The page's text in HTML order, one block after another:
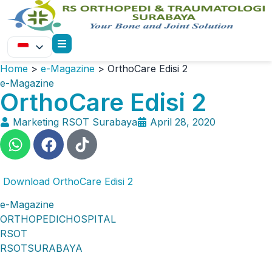
Home > e-Magazine > OrthoCare Edisi 2
e-Magazine
OrthoCare Edisi 2
Marketing RSOT Surabaya April 28, 2020
Download OrthoCare Edisi 2
e-Magazine
ORTHOPEDICHOSPITAL
RSOT
RSOTSURABAYA